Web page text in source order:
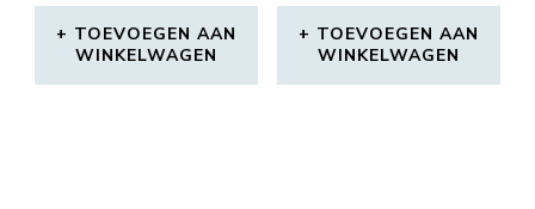
TOEVOEGEN AAN
WINKELWAGEN
TOEVOEGEN AAN
WINKELWAGEN